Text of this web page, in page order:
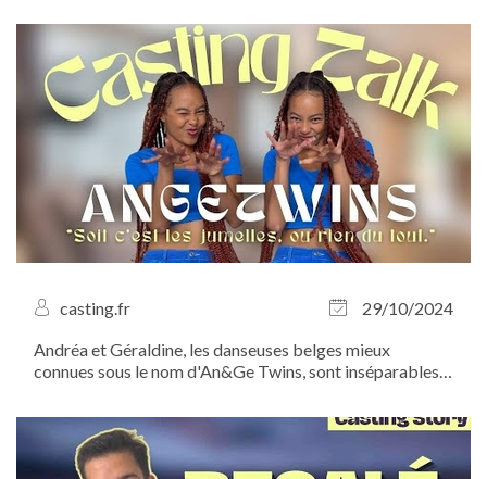
classique de la langue française revisité en comédie
musicale !
casting.fr
29/10/2024
Andréa et Géraldine, les danseuses belges mieux
connues sous le nom d'An&Ge Twins, sont inséparables,
looks identiques, même coupe de cheveux : impossible
de ne pas les confondre ! À...